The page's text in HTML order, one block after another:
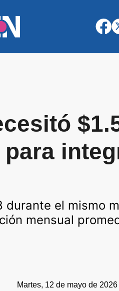
para
el mismo
mensual
Martes, 12 de mayo de